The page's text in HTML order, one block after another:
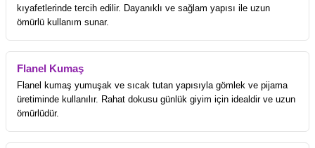
kıyafetlerinde tercih edilir. Dayanıklı ve sağlam yapısı ile uzun
ömürlü kullanım sunar.
Flanel Kumaş
Flanel kumaş yumuşak ve sıcak tutan yapısıyla gömlek ve pijama
üretiminde kullanılır. Rahat dokusu günlük giyim için idealdir ve uzun
ömürlüdür.